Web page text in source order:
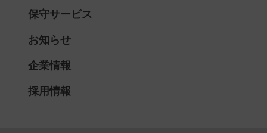
保守サービス
お知らせ
企業情報
採用情報